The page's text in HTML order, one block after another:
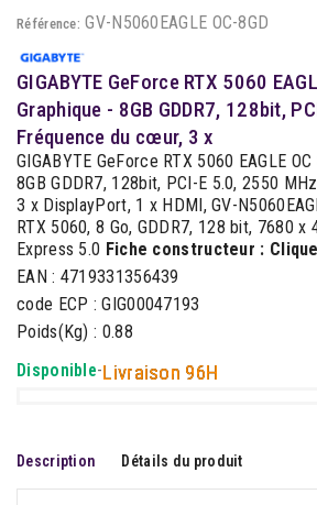
Référence: GV-N5060EAGLE OC-8GD
GIGABYTE GeForce RTX 5060
Graphique - 8GB GDDR7, 128bit,
Fréquence du cœur, 3 x
GIGABYTE GeForce RTX 5060 EAGLE
8GB GDDR7, 128bit, PCI-E 5.0, 2550
3 x DisplayPort, 1 x HDMI, GV-
RTX 5060, 8 Go, GDDR7, 128 bit, 7680 x
Express 5.0 Fiche constructeur :
EAN : 4719331356439
code ECP : GIG00047193
Poids(Kg) : 0.88
Disponible-Livraison 96H
Description Détails du produit